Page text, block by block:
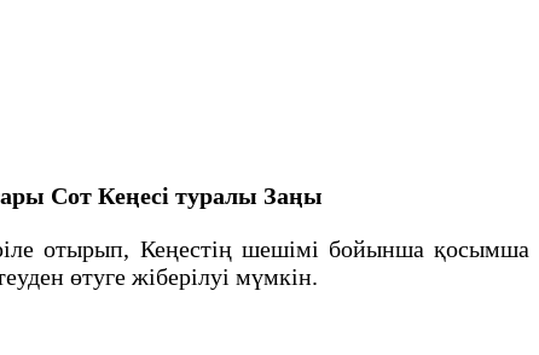
Сот Кеңесі туралы Заңы
отырып, Кеңестің шешімі бойынша қосымша
өтуге жіберілуі мүмкін.